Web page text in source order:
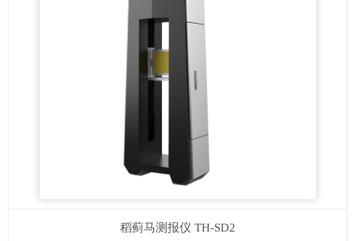
稻蓟马测报仪 TH-SD2